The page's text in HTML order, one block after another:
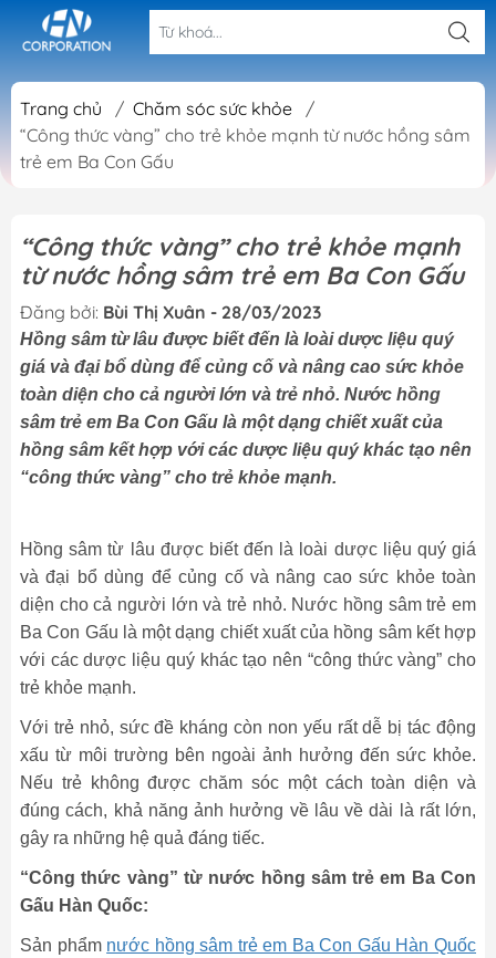
Trang chủ / Chăm sóc sức khỏe
/
“Công thức vàng” cho trẻ khỏe mạnh từ nước hồng sâm
trẻ em Ba Con Gấu
“Công thức vàng” cho trẻ khỏe mạnh
từ nước hồng sâm trẻ em Ba Con Gấu
Đăng bởi: Bùi Thị Xuân - 28/03/2023
Hồng sâm từ lâu được biết đến là loài dược liệu quý
giá và đại bổ dùng để củng cố và nâng cao sức khỏe
toàn diện cho cả người lớn và trẻ nhỏ. Nước hồng
sâm trẻ em Ba Con Gấu là một dạng chiết xuất của
hồng sâm kết hợp với các dược liệu quý khác tạo nên
“công thức vàng” cho trẻ khỏe mạnh.
Hồng sâm từ lâu được biết đến là loài dược liệu quý giá
và đại bổ dùng để củng cố và nâng cao sức khỏe toàn
diện cho cả người lớn và trẻ nhỏ. Nước hồng sâm trẻ em
Ba Con Gấu là một dạng chiết xuất của hồng sâm kết hợp
với các dược liệu quý khác tạo nên “công thức vàng” cho
trẻ khỏe mạnh.
Với trẻ nhỏ, sức đề kháng còn non yếu rất dễ bị tác động
xấu từ môi trường bên ngoài ảnh hưởng đến sức khỏe.
Nếu trẻ không được chăm sóc một cách toàn diện và
đúng cách, khả năng ảnh hưởng về lâu về dài là rất lớn,
gây ra những hệ quả đáng tiếc.
“Công thức vàng” từ nước hồng sâm trẻ em Ba Con
Gấu Hàn Quốc:
Sản phẩm nước hồng sâm trẻ em Ba Con Gấu Hàn Quốc